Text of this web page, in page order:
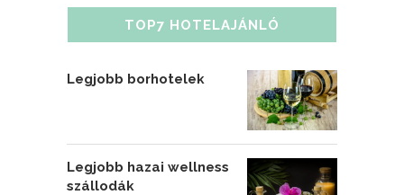
TOP7 HOTELAJÁNLÓ
Legjobb borhotelek
Legjobb hazai wellness
szállodák